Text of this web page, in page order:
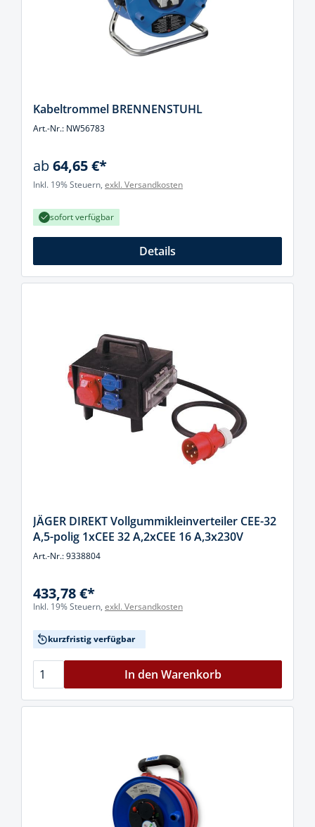
Kabeltrommel BRENNENSTUHL
Art.-Nr.: NW56783
ab64,65 €*
Inkl. 19% Steuern, exkl. Versandkosten
sofort verfügbar
Details
JÄGER DIREKT Vollgummikleinverteiler CEE-32
A,5-polig 1xCEE 32 A,2xCEE 16 A,3x230V
Art.-Nr.: 9338804
433,78 €*
Inkl. 19% Steuern, exkl. Versandkosten
kurzfristig verfügbar
In den Warenkorb